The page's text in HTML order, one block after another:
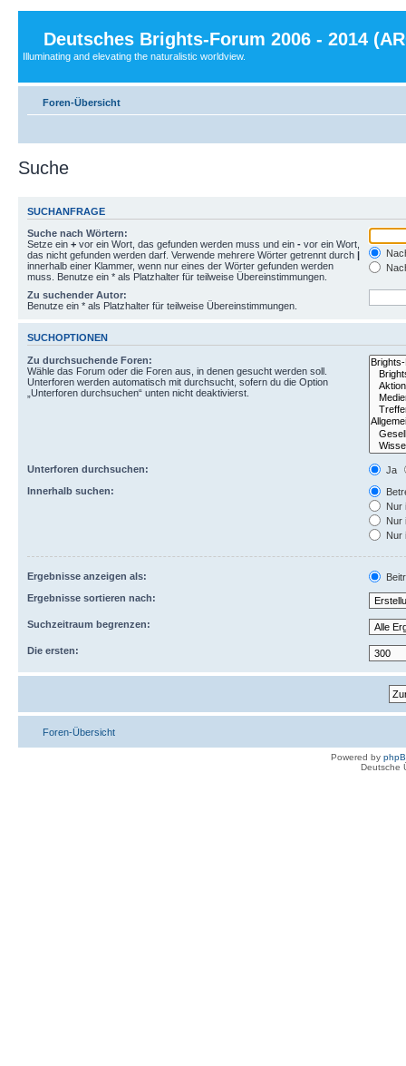
Deutsches Brights-Forum 2006 - 2014
Illuminating and elevating the naturalistic worldview.
Foren-Übersicht
Suche
SUCHANFRAGE
Suche nach Wörtern:
Setze ein + vor ein Wort, das gefunden werden muss und ein - vor ein Wort,
das nicht gefunden werden darf. Verwende mehrere Wörter getrennt durch |
innerhalb einer Klammer, wenn nur eines der Wörter gefunden werden
muss. Benutze ein * als Platzhalter für teilweise Übereinstimmungen.
Zu suchender Autor:
Benutze ein * als Platzhalter für teilweise Übereinstimmungen.
SUCHOPTIONEN
Zu durchsuchende Foren:
Wähle das Forum oder die Foren aus, in denen gesucht werden soll.
Unterforen werden automatisch mit durchsucht, sofern du die Option
„Unterforen durchsuchen“ unten nicht deaktivierst.
Unterforen durchsuchen:
Ja
Innerhalb suchen:
Nur
Nur
Nur
Ergebnisse anzeigen als:
Ergebnisse sortieren nach:
Suchzeitraum begrenzen:
Die ersten:
Foren-Übersicht
Powered by
Deutsche